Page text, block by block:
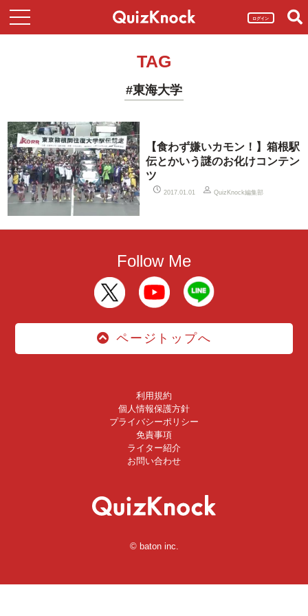
ログイン
TAG
#東海大学
【食わず嫌いカモン！】箱根駅
伝とかいう謎のお化けコンテン
ツ
2017.01.01 QuizKnock編集部
Follow Me
ページトップへ
利用規約
個人情報保護方針
プライバシーポリシー
免責事項
ライター紹介
お問い合わせ
© baton inc.